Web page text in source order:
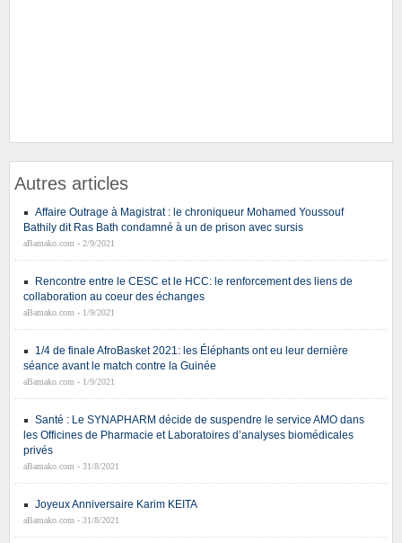
Autres articles
Affaire Outrage à Magistrat : le chroniqueur Mohamed Youssouf
Bathily dit Ras Bath condamné à un de prison avec sursis
aBamako.com - 2/9/2021
Rencontre entre le CESC et le HCC: le renforcement des liens de
collaboration au coeur des échanges
aBamako.com - 1/9/2021
1/4 de finale AfroBasket 2021: les Éléphants ont eu leur dernière
séance avant le match contre la Guinée
aBamako.com - 1/9/2021
Santé : Le SYNAPHARM décide de suspendre le service AMO dans
les Officines de Pharmacie et Laboratoires d’analyses biomédicales
privés
aBamako.com - 31/8/2021
Joyeux Anniversaire Karim KEITA
aBamako.com - 31/8/2021